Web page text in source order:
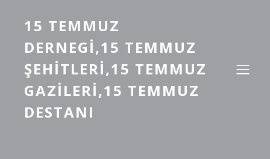
15 TEMMUZ
DERNEGI,15 TEMMUZ
ŞEHITLERI,15 TEMMUZ
GAZILERI,15 TEMMUZ
DESTANI